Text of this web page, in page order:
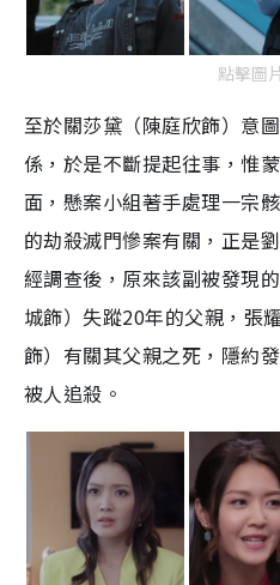
點擊圖
至於關莎黛（陳庭欣飾）意
係，於是不斷提起往事，惟
面，懸案小組著手處理一宗
的劫殺滅門慘案有關，正是
經調查後，原來該副被發現
城飾）失蹤20年的父親，張
飾）有關其父親之死，隱約
被人追殺。